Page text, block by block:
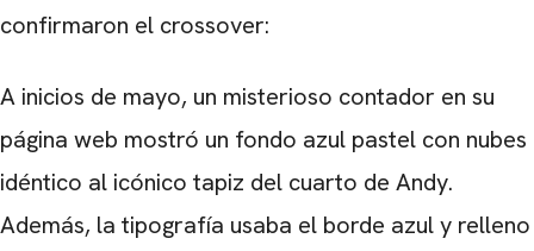
confirmaron el crossover:
A inicios de mayo, un misterioso contador en su
página web mostró un fondo azul pastel con nubes
idéntico al icónico tapiz del cuarto de Andy.
Además, la tipografía usaba el borde azul y relleno